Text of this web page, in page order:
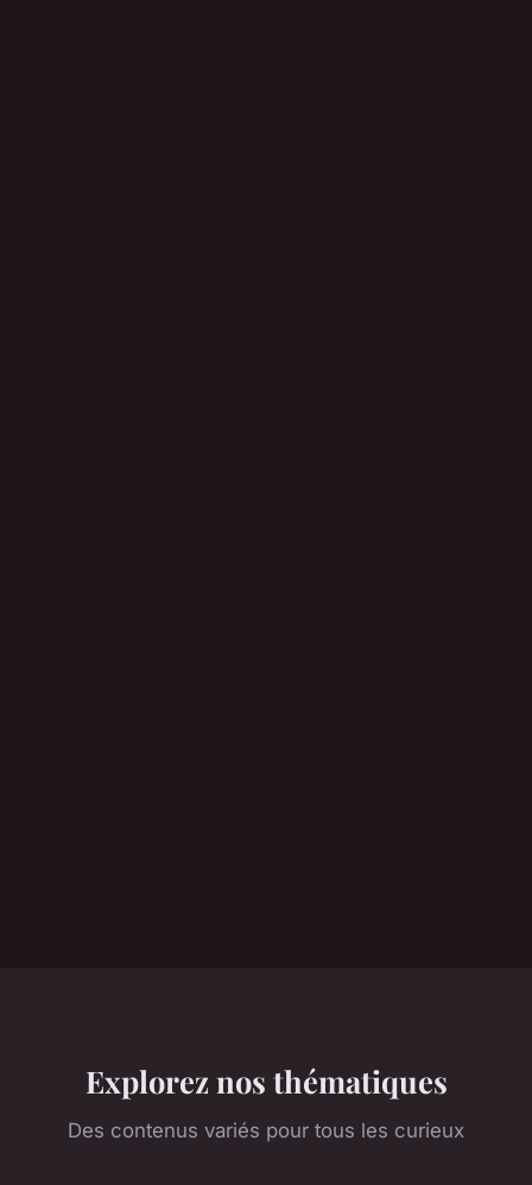
Explorez nos thématiques
Des contenus variés pour tous les curieux